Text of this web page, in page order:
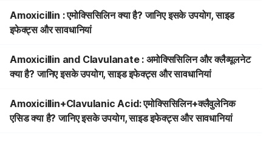
Amoxicillin : एमोक्सिसिलिन क्या है? जानिए इसके उपयोग, साइड
इफेक्ट्स और सावधानियां
Amoxicillin and Clavulanate : अमोक्सिसिलिन और क्लैव्यूलनेट
क्या है? जानिए इसके उपयोग, साइड इफेक्ट्स और सावधानियां
Amoxicillin+Clavulanic Acid: एमोक्सिसिलिन+क्लैवुलेनिक
एसिड क्या है? जानिए इसके उपयोग, साइड इफेक्ट्स और सावधानियां